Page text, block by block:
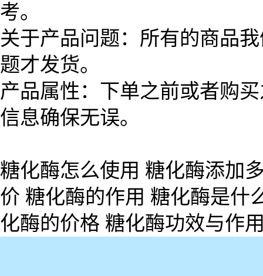
考。
关于产品问题：所有的商品
题才发货。
产品属性：下单之前或者购
信息确保无误。
糖化酶怎么使用 糖化酶添加
价 糖化酶的作用 糖化酶是什
化酶的价格 糖化酶功效与作